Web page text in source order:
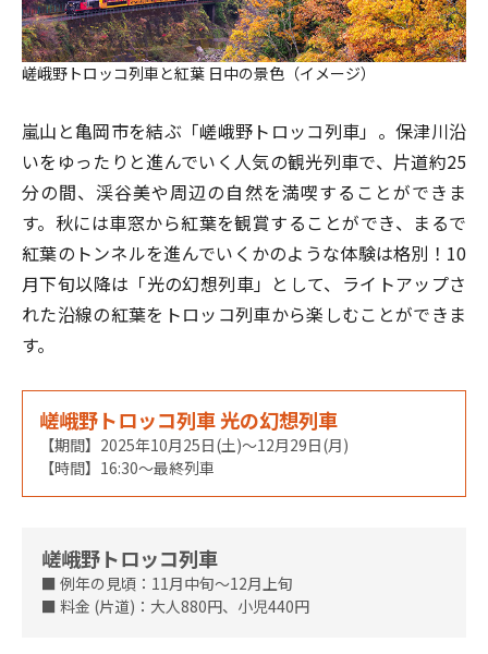
嵯峨野トロッコ列車と紅葉 日中の景色（イメージ）
嵐山と亀岡市を結ぶ「嵯峨野トロッコ列車」。保津川沿
いをゆったりと進んでいく人気の観光列車で、片道約25
分の間、渓谷美や周辺の自然を満喫することができま
す。秋には車窓から紅葉を観賞することができ、まるで
紅葉のトンネルを進んでいくかのような体験は格別！10
月下旬以降は「光の幻想列車」として、ライトアップさ
れた沿線の紅葉をトロッコ列車から楽しむことができま
す。
嵯峨野トロッコ列車 光の幻想列車
【期間】2025年10月25日(土)～12月29日(月)
【時間】16:30～最終列車
嵯峨野トロッコ列車
■ 例年の見頃：11月中旬～12月上旬
■ 料金 (片道)：大人880円、小児440円